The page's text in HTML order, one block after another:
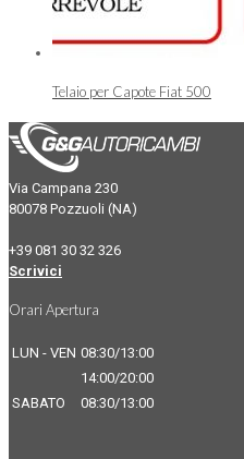
Telaio per Capote Fiat 500
Via Campana 230
80078 Pozzuoli (NA)
+39 081 30 32 326
Scrivici
Orari Apertura
LUN - VEN 08:30/13:00
14:00/20:00
SABATO
08:30/13:00